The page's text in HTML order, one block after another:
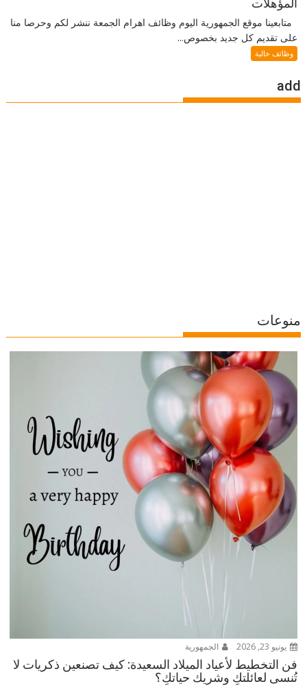
المؤهلات
متابعينا موقع الجمهورية اليوم وظائف اهرام الجمعة ننشر لكم وحرصا منا
على تقديم كل جديد بخصوص...
وظائف خالية
add
منوعات
يونيو 23, 2026 الجمهورية
فن التخطيط لأعياد الميلاد السعيدة: كيف تصنعين ذكريات لا
تُنسى لعائلتكِ وشريك حياتكِ؟